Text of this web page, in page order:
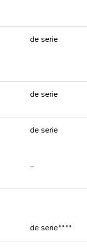
de serie
de serie
de serie
–
de serie****